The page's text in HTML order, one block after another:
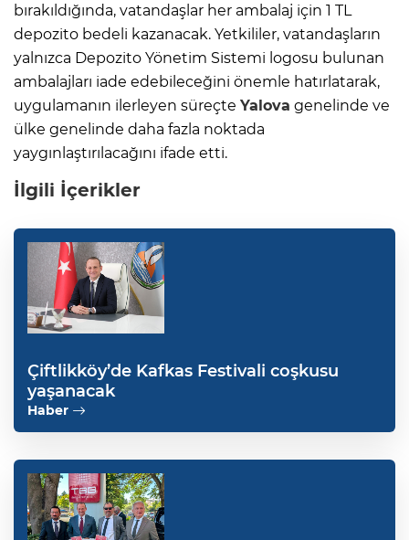
bırakıldığında, vatandaşlar her ambalaj için 1 TL
depozito bedeli kazanacak. Yetkililer, vatandaşların
yalnızca Depozito Yönetim Sistemi logosu bulunan
ambalajları iade edebileceğini önemle hatırlatarak,
uygulamanın ilerleyen süreçte Yalova genelinde ve
ülke genelinde daha fazla noktada
yaygınlaştırılacağını ifade etti.
İlgili İçerikler
Çiftlikköy’de Kafkas Festivali coşkusu
yaşanacak
Haber